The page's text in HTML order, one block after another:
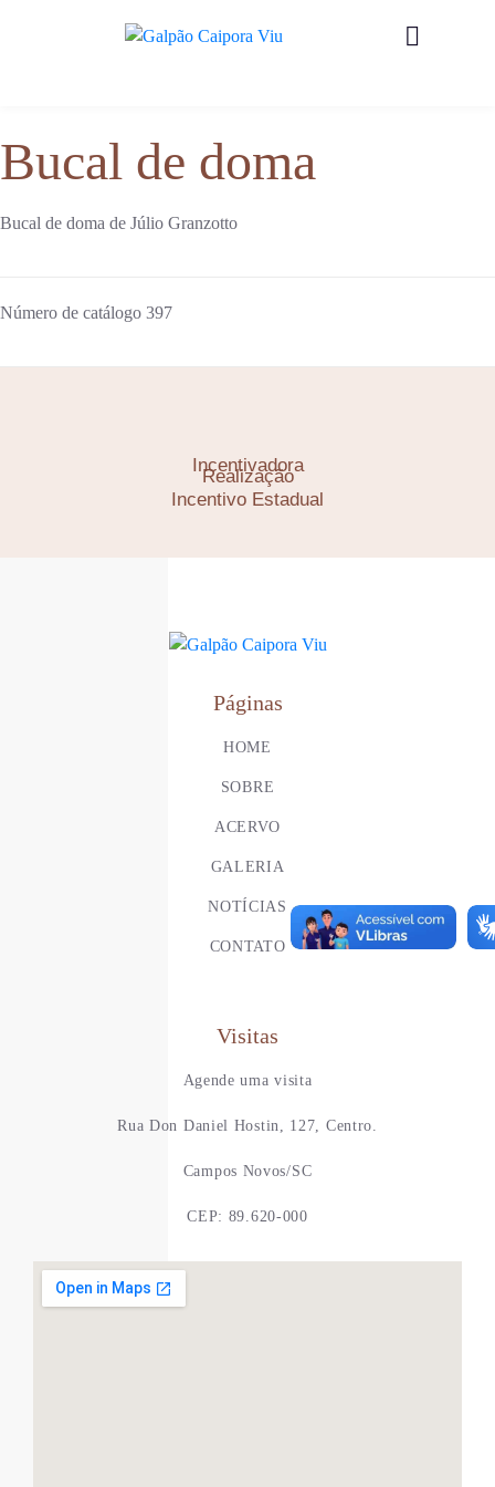
Bucal de doma
Bucal de doma de Júlio Granzotto
Número de catálogo 397
Realização
Incentivadora
Incentivo Estadual
Páginas
HOME
SOBRE
ACERVO
GALERIA
NOTÍCIAS
CONTATO
Visitas
Agende uma visita
Rua Don Daniel Hostin, 127, Centro.
Campos Novos/SC
CEP: 89.620-000